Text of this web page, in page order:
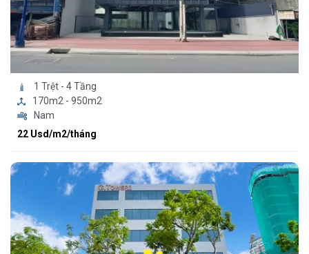
1 Trệt - 4 Tầng
170m2 - 950m2
Nam
22 Usd/m2/tháng